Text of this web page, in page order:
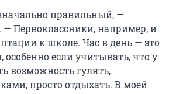
правильный, —
— Первоклассники, например, и
к школе. Час в день — это
если учитывать, что у
возможность гулять,
просто отдыхать. В моей